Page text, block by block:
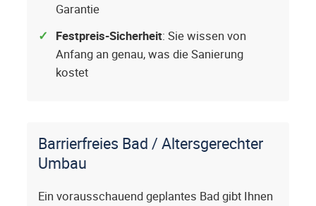
Garantie
Festpreis-Sicherheit: Sie wissen von
Anfang an genau, was die Sanierung
kostet
Barrierfreies Bad / Altersgerechter
Umbau
Ein vorausschauend geplantes Bad gibt Ihnen